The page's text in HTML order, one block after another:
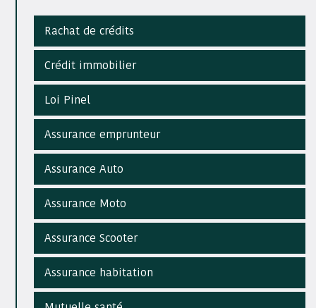
Rachat de crédits
Crédit immobilier
Loi Pinel
Assurance emprunteur
Assurance Auto
Assurance Moto
Assurance Scooter
Assurance habitation